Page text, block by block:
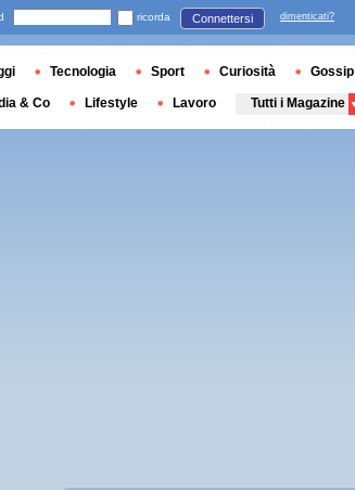
ricorda Connettersi dimenticati?
Tecnologia Sport Curiosità Gossip
& Co Lifestyle Lavoro Tutti i Magazine